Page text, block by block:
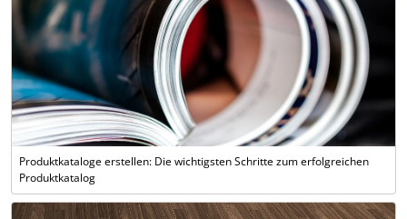
Produktkataloge erstellen: Die wichtigsten Schritte zum erfolgreichen
Produktkatalog